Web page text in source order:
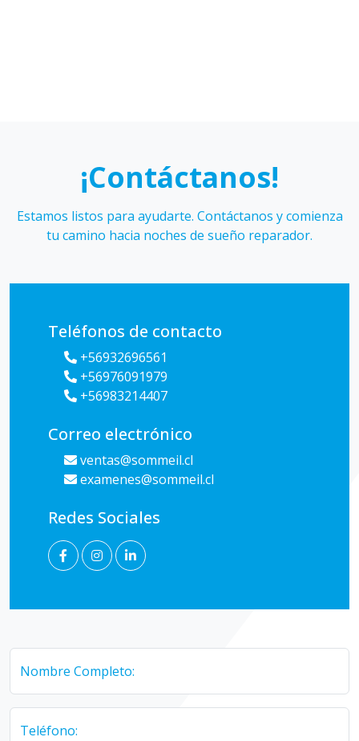
¡Contáctanos!
Estamos listos para ayudarte. Contáctanos y comienza
tu camino hacia noches de sueño reparador.
Teléfonos de contacto
+56932696561
+56976091979
+56983214407
Correo electrónico
ventas@sommeil.cl
examenes@sommeil.cl
Redes Sociales
Nombre Completo:
Teléfono: